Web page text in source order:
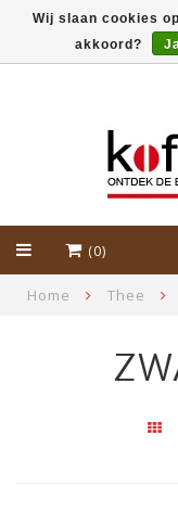
(0)
Home Thee
Wij slaan cookies
akkoord?